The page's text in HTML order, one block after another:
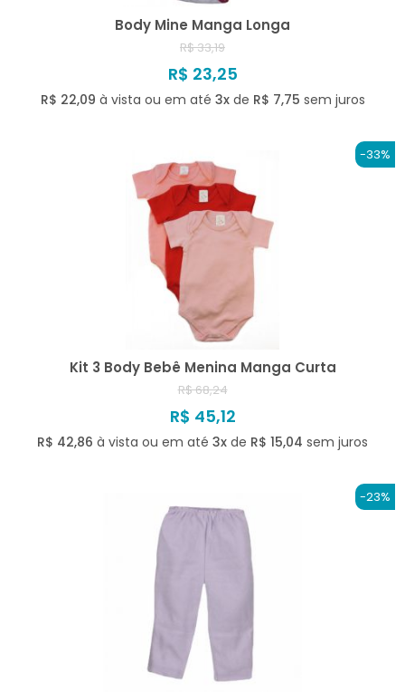
Body Mine Manga Longa
R$ 33,19
R$ 23,25
R$ 22,09 à vista ou em até 3xde R$ 7,75 sem juros
-33%
Kit 3 Body Bebê Menina Manga Curta
R$ 68,24
R$ 45,12
R$ 42,86 à vista ou em até 3x de R$ 15,04 sem juros
-23%